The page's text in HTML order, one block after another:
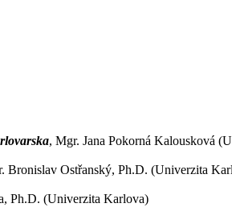
, Mgr. Jana Pokorná Kalousková
Bronislav Ostřanský, Ph.D. (Univerzita
Ph.D. (Univerzita Karlova)